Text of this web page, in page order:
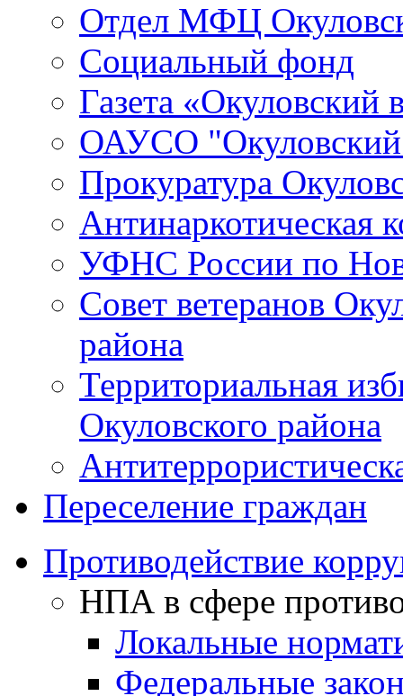
Отдел МФЦ
Социальный фонд
Газета «Окуловский
ОАУСО
Прокуратура
Антинаркотическая
УФНС России по
Совет ветеранов
района
Территориальная
Окуловского района
Переселение граждан
Противодействие
НПА в сфере
Локальные
Федеральные